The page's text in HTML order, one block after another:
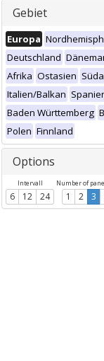
Gebiet
Europa
Deutschland
Afrika Ostasien
Italien/Balkan
Baden Württemberg
Polen Finnland
Options
Intervall
6 12 24
Number of
1 2 3